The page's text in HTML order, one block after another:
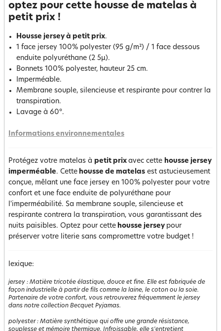
optez pour cette housse de matelas à
petit prix !
Housse jersey à petit prix.
1 face jersey 100% polyester (95 g/m²) / 1 face dessous
enduite polyuréthane (2 5µ).
Bonnets 100% polyester, hauteur 25 cm.
Imperméable.
Membrane souple, silencieuse et respirante pour contrer la
transpiration.
Lavage à 60°.
Informations environnementales
Protégez votre matelas à petit prix avec cette housse jersey
imperméable. Cette housse de matelas est astucieusement
conçue, mêlant une face jersey en 100% polyester pour votre
confort et une face enduite de polyuréthane pour
l'imperméabilité. Sa membrane souple, silencieuse et
respirante contrera la transpiration, vous garantissant des
nuits paisibles. Optez pour cette housse jersey pour
préserver votre literie sans compromettre votre budget !
lexique:
jersey : Matière tricotée élastique, douce et fine. Elle est fabriquée de
façon industrielle à partir de fils comme la laine, le coton ou la soie.
Partenaire de votre confort, vous retrouverez fréquemment le jersey
dans notre collection Becquet Pyjamas.
polyester: Matière synthétique qui offre une grande résistance,
souplesse et mémoire thermique. Infroissable, elle s'entretient